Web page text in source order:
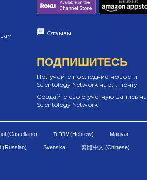
Отзывы
ПОДПИШИТЕСЬ
Получайте последние новости
Scientology Network на эл. почту
Создайте свою учётную запись на
Scientology Network
(Castellano) Magyar
(Russian) Svenska 繁體中文 (Chinese)